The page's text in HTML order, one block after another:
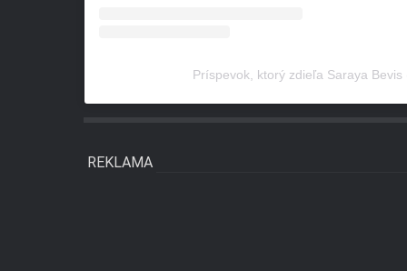
Príspevok, ktorý zdieľa Saraya Bevis
REKLAMA